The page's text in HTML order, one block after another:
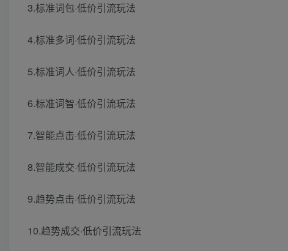
3.标准词包·低价引流玩法
4.标准多词·低价引流玩法
5.标准词人·低价引流玩法
6.标准词智·低价引流玩法
7.智能点击·低价引流玩法
8.智能成交·低价引流玩法
9.趋势点击·低价引流玩法
10.趋势成交·低价引流玩法